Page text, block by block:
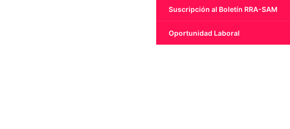
Suscripción al Boletín RRA-SAM
Oportunidad Laboral